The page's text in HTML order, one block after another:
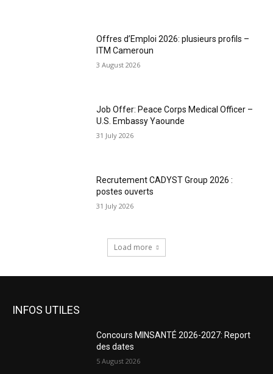
Offres d’Emploi 2026: plusieurs profils –
ITM Cameroun
3 August 2026
Job Offer: Peace Corps Medical Officer –
U.S. Embassy Yaounde
31 July 2026
Recrutement CADYST Group 2026 :
postes ouverts
31 July 2026
Load more
INFOS UTILES
Concours MINSANTÉ 2026-2027: Report
des dates
5 August 2026